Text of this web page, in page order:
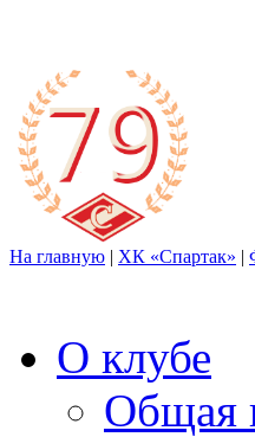
На главную | ХК «Спартак» |
О клубе
Общая